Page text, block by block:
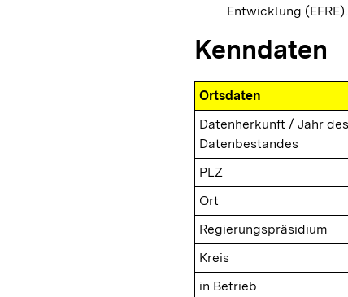
Entwicklung (EFRE).
Kenndaten
Ortsdaten
Datenherkunft / Jahr des
Datenbestandes
PLZ
Ort
Regierungspräsidium
Kreis
in Betrieb